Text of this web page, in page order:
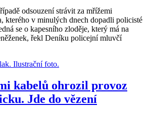
odsouzení strávit za mřížemi
kterého v minulých dnech dopadli policisté
se o kapesního zloděje, který má na
řekl Deníku policejní mluvčí
kabelů ohrozil provoz
Jde do vězení